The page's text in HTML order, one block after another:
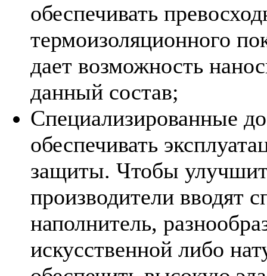
обеспечивать
термоизоляционного
дает возможность
данный состав;
Специализированные
обеспечивать
защиты. Чтобы
производители вводят
наполнитель,
искусственной либо